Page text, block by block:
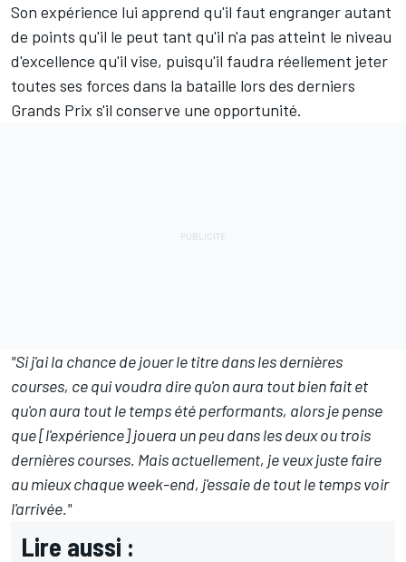
Son expérience lui apprend qu'il faut engranger autant
de points qu'il le peut tant qu'il n'a pas atteint le niveau
d'excellence qu'il vise, puisqu'il faudra réellement jeter
toutes ses forces dans la bataille lors des derniers
Grands Prix s'il conserve une opportunité.
"Si j'ai la chance de jouer le titre dans les dernières
courses, ce qui voudra dire qu'on aura tout bien fait et
qu'on aura tout le temps été performants, alors je pense
que [l'expérience] jouera un peu dans les deux ou trois
dernières courses. Mais actuellement, je veux juste faire
au mieux chaque week-end, j'essaie de tout le temps voir
l'arrivée."
Lire aussi :